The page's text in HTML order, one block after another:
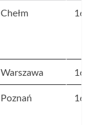
Chełm 169
Warszawa 167
Poznań 164